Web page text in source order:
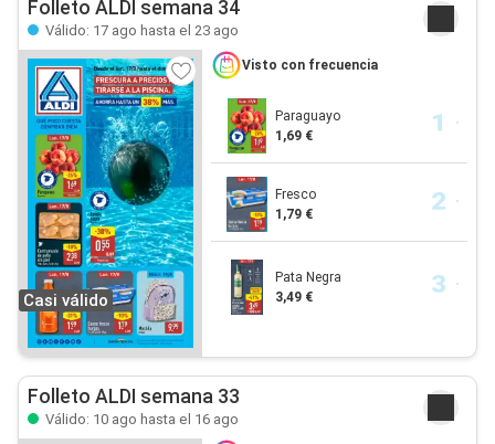
Folleto ALDI semana 34
Válido: 17 ago hasta el 23 ago
Casi válido
Visto con frecuencia
Paraguayo
1,69 €
Fresco
1,79 €
Pata Negra
3,49 €
Folleto ALDI semana 33
Válido: 10 ago hasta el 16 ago